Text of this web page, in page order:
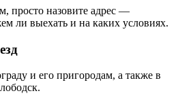
просто назовите адрес —
ли выехать и на каких условиях.
и его пригородам, а также в